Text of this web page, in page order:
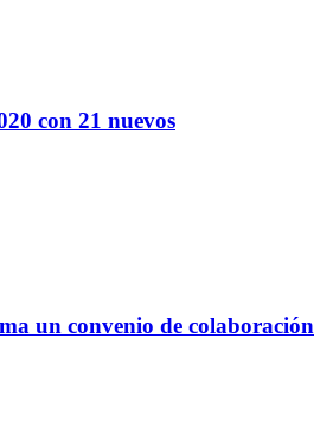
con 21 nuevos
un convenio de colaboración